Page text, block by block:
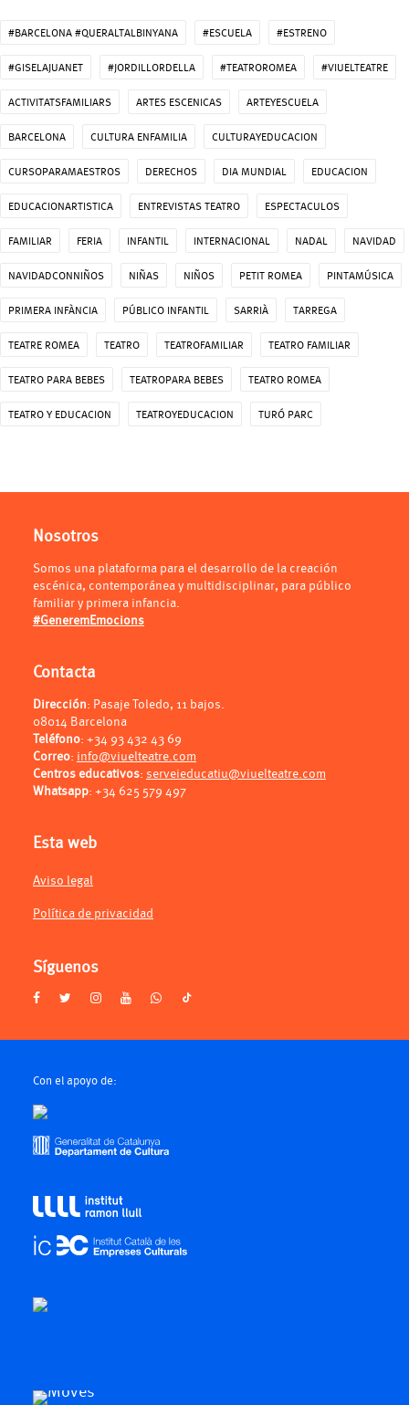
#BARCELONA #QUERALTALBINYANA #ESCUELA #ESTRENO
#GISELAJUANET #JORDILLORDELLA #TEATROROMEA #VIUELTEATRE
ACTIVITATSFAMILIARS ARTES ESCENICAS ARTEYESCUELA
BARCELONA CULTURA ENFAMILIA CULTURAYEDUCACION
CURSOPARAMAESTROS DERECHOS DIA MUNDIAL EDUCACION
EDUCACIONARTISTICA ENTREVISTAS TEATRO ESPECTACULOS
FAMILIAR FERIA INFANTIL INTERNACIONAL NADAL NAVIDAD
NAVIDADCONNIÑOS NIÑAS NIÑOS PETIT ROMEA PINTAMÚSICA
PRIMERA INFÀNCIA PÚBLICO INFANTIL SARRIÀ TARREGA
TEATRE ROMEA TEATRO TEATROFAMILIAR TEATRO FAMILIAR
TEATRO PARA BEBES TEATROPARA BEBES TEATRO ROMEA
TEATRO Y EDUCACION TEATROYEDUCACION TURÓ PARC
Nosotros
Somos una plataforma para el desarrollo de la creación
escénica, contemporánea y multidisciplinar, para público
familiar y primera infancia.
#GeneremEmocions
Contacta
Dirección: Pasaje Toledo, 11 bajos.
08014 Barcelona
Teléfono: +34 93 432 43 69
Correo: info@viuelteatre.com
Centros educativos: serveieducatiu@viuelteatre.com
Whatsapp: +34 625 579 497
Esta web
Aviso legal
Política de privacidad
Síguenos
Con el apoyo de: